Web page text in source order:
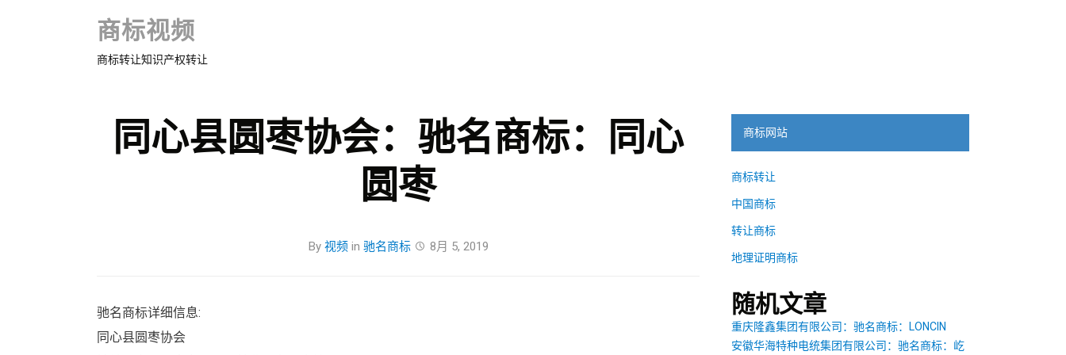
商标视频
商标转让知识产权转让
同心县圆枣协会：驰名商标：同心
圆枣
By 视频in 驰名商标 8月 5, 2019
驰名商标详细信息:
同心县圆枣协会
商标网站
商标转让
中国商标
转让商标
地理证明商标
随机文章
重庆隆鑫集团有限公司：驰名商标：LONCIN
安徽华海特种电统集团有限公司：驰名商标：屹